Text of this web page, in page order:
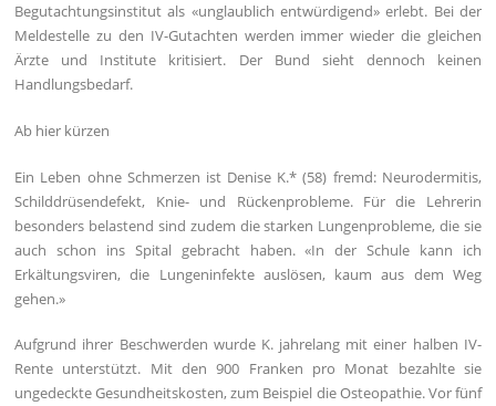
Begutachtungsinstitut als «unglaublich entwürdigend» erlebt. Bei der
Meldestelle zu den IV-Gutachten werden immer wieder die gleichen
Ärzte und Institute kritisiert. Der Bund sieht dennoch keinen
Handlungsbedarf.
Ab hier kürzen
Ein Leben ohne Schmerzen ist Denise K.* (58) fremd: Neurodermitis,
Schilddrüsendefekt, Knie- und Rückenprobleme. Für die Lehrerin
besonders belastend sind zudem die starken Lungenprobleme, die sie
auch schon ins Spital gebracht haben. «In der Schule kann ich
Erkältungsviren, die Lungeninfekte auslösen, kaum aus dem Weg
gehen.»
Aufgrund ihrer Beschwerden wurde K. jahrelang mit einer halben IV-
Rente unterstützt. Mit den 900 Franken pro Monat bezahlte sie
ungedeckte Gesundheitskosten, zum Beispiel die Osteopathie. Vor fünf